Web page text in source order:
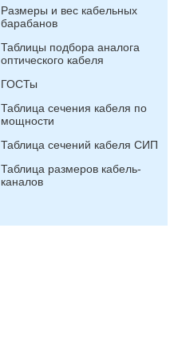
Размеры и вес кабельных
барабанов
Таблицы подбора аналога
оптического кабеля
ГОСТы
Таблица сечения кабеля по
мощности
Таблица сечений кабеля СИП
Таблица размеров кабель-
каналов